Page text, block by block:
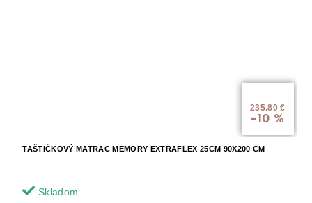
235.80 €
–10 %
TAŠTIČKOVÝ MATRAC MEMORY EXTRAFLEX 25CM 90X200 CM
Skladom